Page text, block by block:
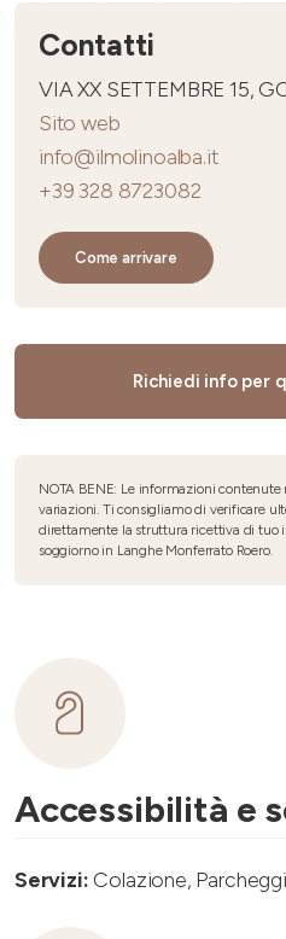
Contatti
VIA XX SETTEMBRE 15,
Sito web
info@ilmolinoalba.it
+39 328 8723082
Come arrivare
Richiedi info per
NOTA BENE: Le informazioni
variazioni. Ti consigliamo di verificare
direttamente la struttura ricettiva di tuo
soggiorno in Langhe Monferrato Roero.
Accessibilità e
Servizi: Colazione,